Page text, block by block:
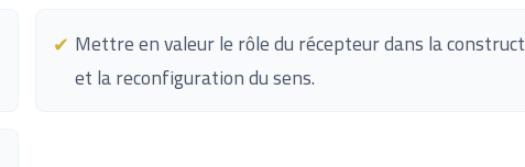
Mettre en valeur le rôle du récepteur dans la
et la reconfiguration du sens.